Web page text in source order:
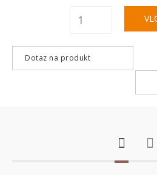
Dotaz na produkt